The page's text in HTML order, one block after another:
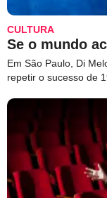
CULTURA
Se o mundo
Em São Paulo, Di
repetir o sucesso de